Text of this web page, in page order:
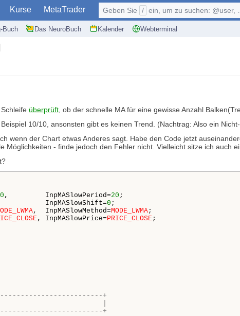
Kurse MetaTrader
Buch Das NeuroBuch Kalender Webterminal
Geben Sie / ein, um zu suchen: @user, $symbol, ...
überprüft, ob der schnelle MA für eine gewisse Anzahl
10/10, ansonsten gibt es keinen Trend. (Nachtrag: Also ein
wenn der Chart etwas Anderes sagt. Habe den Code jetzt
Möglichkeiten - finde jedoch den Fehler nicht. Vielleicht sitze ich auch
,         InpMASlowPeriod=20
InpMASlowShift=0
,  InpMASlowMethod=MODE_LWMA
, InpMASlowPrice=PRICE_CLOSE;
+
|
+